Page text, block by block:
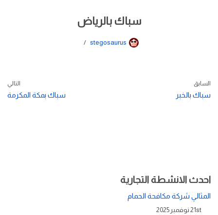
سباك بالرياض
stegosaurus
السابق
سباك بالخبر
التالي
سباك بمكة المكرمة
احدث الانشطة التجارية
المثالي شركة مكافحة الحمام
21st نوفمبر 2025